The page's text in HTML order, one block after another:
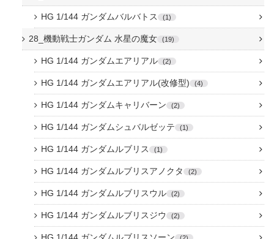
HG 1/144 ガンダムバルバトス 1
28_機動戦士ガンダム 水星の魔女 19
HG 1/144 ガンダムエアリアル 2
HG 1/144 ガンダムエアリアル(改修型) 4
HG 1/144 ガンダムキャリバーン 2
HG 1/144 ガンダムシュバルゼッテ 1
HG 1/144 ガンダムルブリス 1
HG 1/144 ガンダムルブリスアノクタ 2
HG 1/144 ガンダムルブリスウル 2
HG 1/144 ガンダムルブリスジウ 2